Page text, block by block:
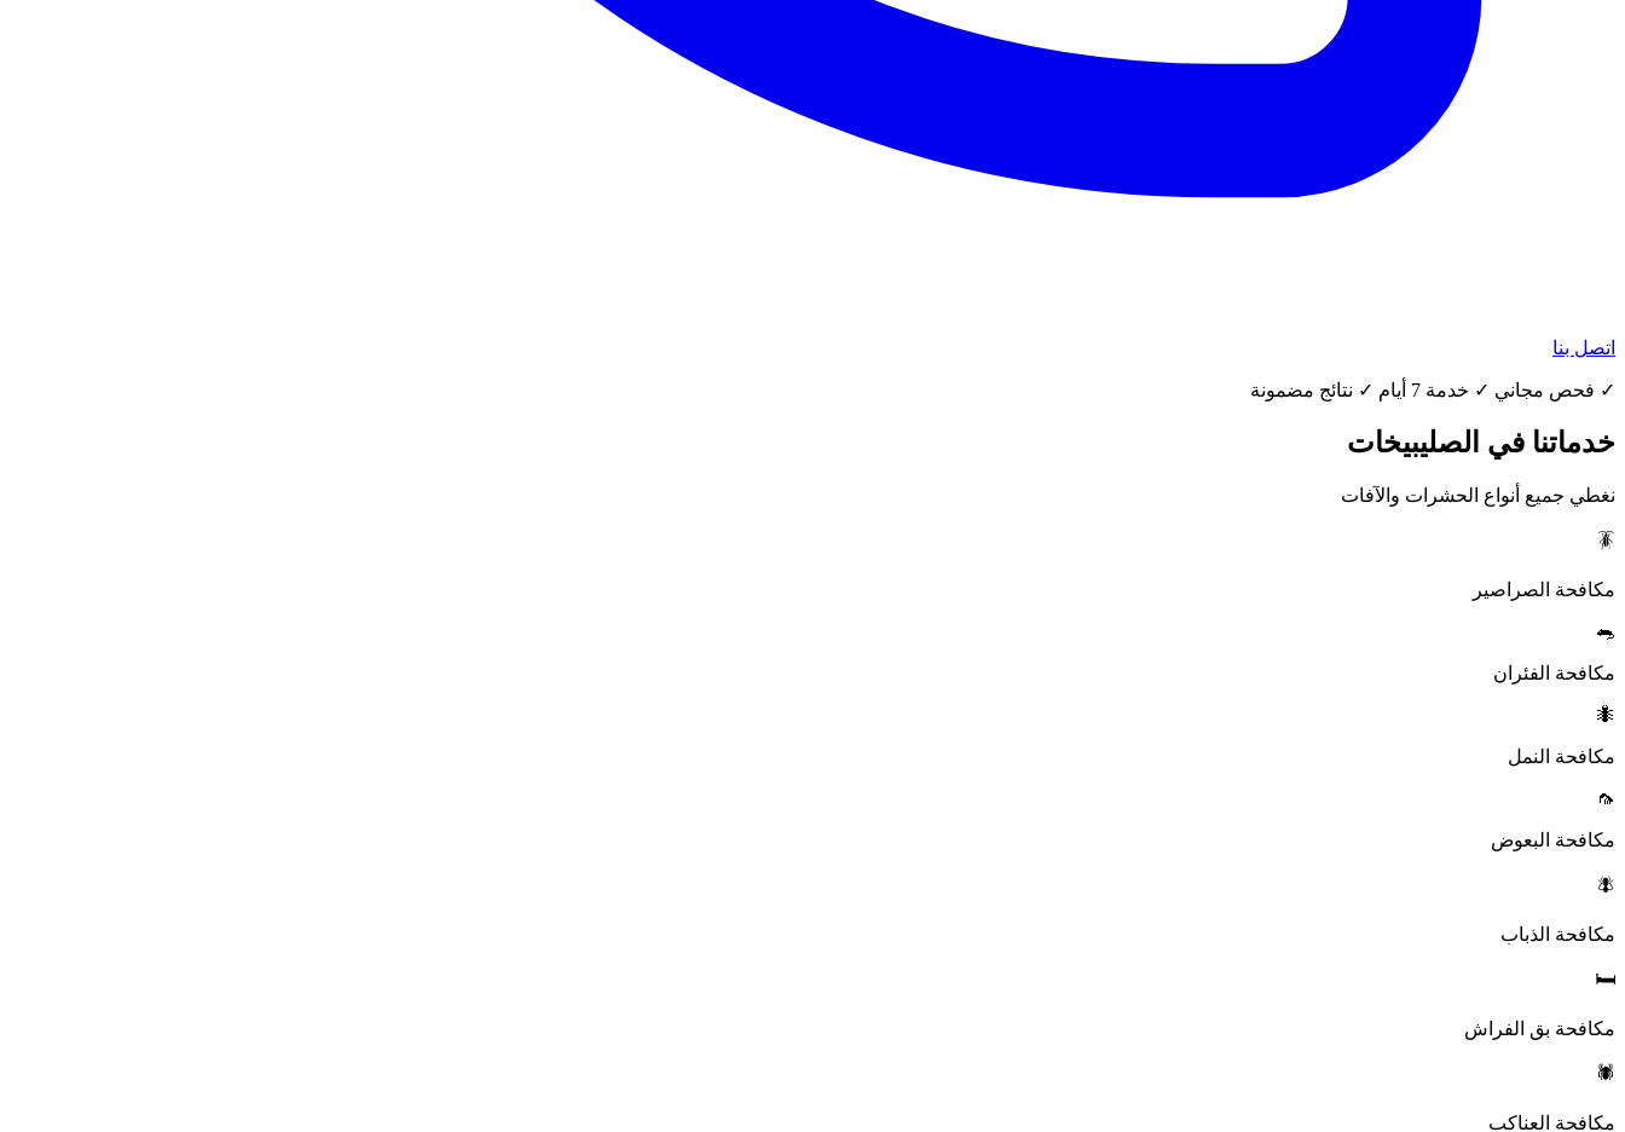
اتصل بنا
✓ فحص مجاني ✓ خدمة 7 أيام ✓ نتائج مضمونة
خدماتنا في الصليبيخات
نغطي جميع أنواع الحشرات والآفات
🪳
مكافحة الصراصير
🐀
مكافحة الفئران
🐜
مكافحة النمل
🦟
مكافحة البعوض
🪰
مكافحة الذباب
🛏️
مكافحة بق الفراش
🕷️
مكافحة العناكب